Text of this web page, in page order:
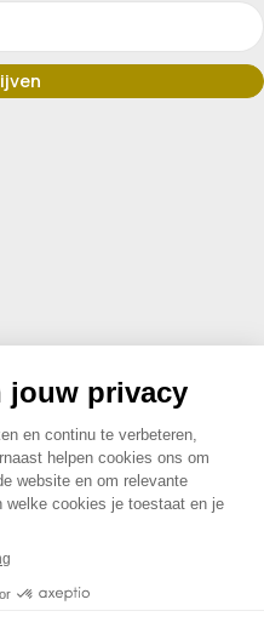
rechten voorbehouden |
Madoo|Sitemap